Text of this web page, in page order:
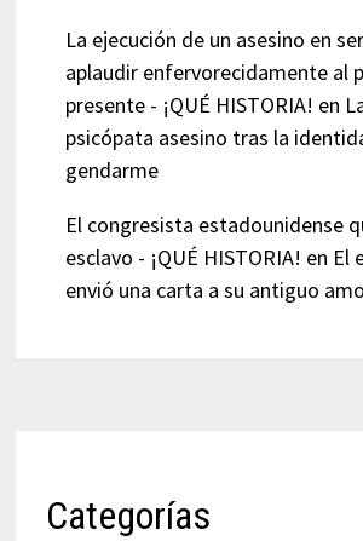
La ejecución de un asesino en
aplaudir enfervorecidamente al
presente - ¡QUÉ HISTORIA! en
psicópata asesino tras la
gendarme
El congresista estadounidense
esclavo - ¡QUÉ HISTORIA! en El
envió una carta a su antiguo amo
Categorías